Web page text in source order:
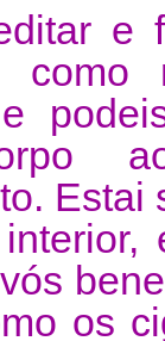
e
Estai
os